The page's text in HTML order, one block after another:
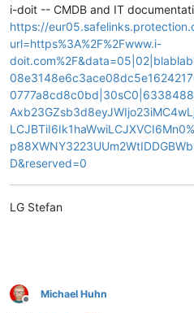
i-doit -- CMDB and IT
https://
url=https%3A%2F%2Fwww.i-
D&reserved=0
LG Stefan
Offline
Michael Huhn